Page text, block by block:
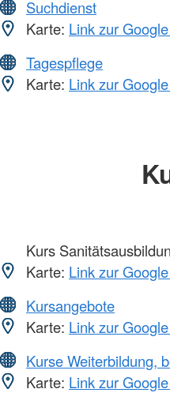
Suchdienst
Karte: Link zur
Tagespflege
Karte: Link zur
Kurs
Karte: Link zur
Kursangebote
Karte: Link zur
Kurse Weiterbildung,
Karte: Link zur